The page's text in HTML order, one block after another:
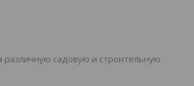
садовую и строительную